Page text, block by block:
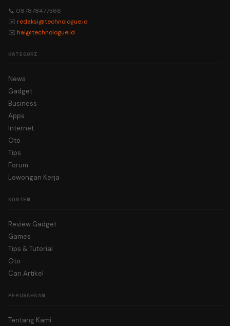
📞 087878477366
✉️ redaksi@technologue.id
✉️ hai@technologue.id
KATEGORI
News
Gadget
Business
Apps
Internet
Oto
Tips
Forum
Lowongan Kerja
KONTEN
Review Gadget
Games
Tips & Tutorial
Oto
Cari Artikel
PERUSAHAAN
Tentang Kami